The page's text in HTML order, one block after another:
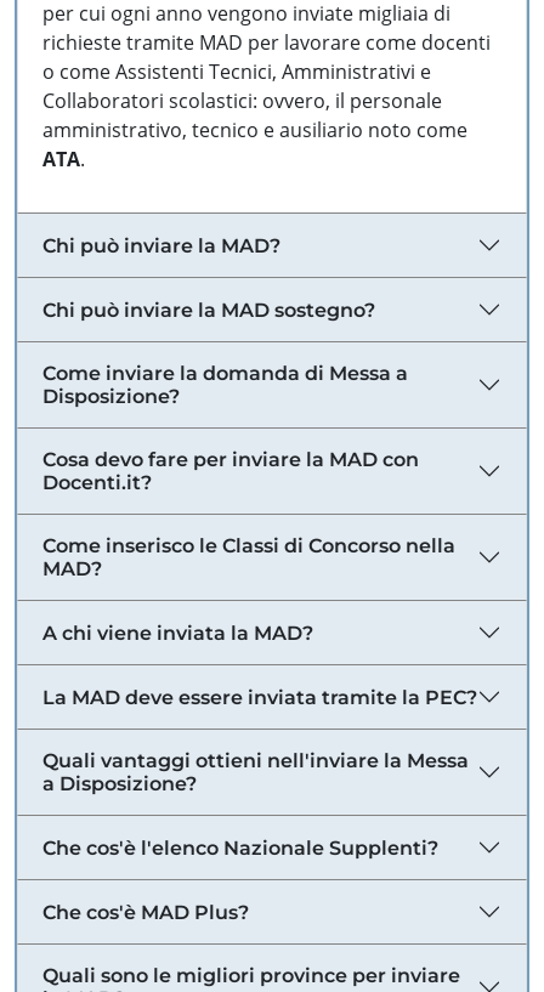
per cui ogni anno vengono inviate migliaia di
richieste tramite MAD per lavorare come docenti
o come Assistenti Tecnici, Amministrativi e
Collaboratori scolastici: ovvero, il personale
amministrativo, tecnico e ausiliario noto come
ATA.
Chi può inviare la MAD?
Chi può inviare la MAD sostegno?
Come inviare la domanda di Messa a
Disposizione?
Cosa devo fare per inviare la MAD con
Docenti.it?
Come inserisco le Classi di Concorso nella
MAD?
A chi viene inviata la MAD?
La MAD deve essere inviata tramite la PEC?
Quali vantaggi ottieni nell'inviare la Messa
a Disposizione?
Che cos'è l'elenco Nazionale Supplenti?
Che cos'è MAD Plus?
Quali sono le migliori province per inviare